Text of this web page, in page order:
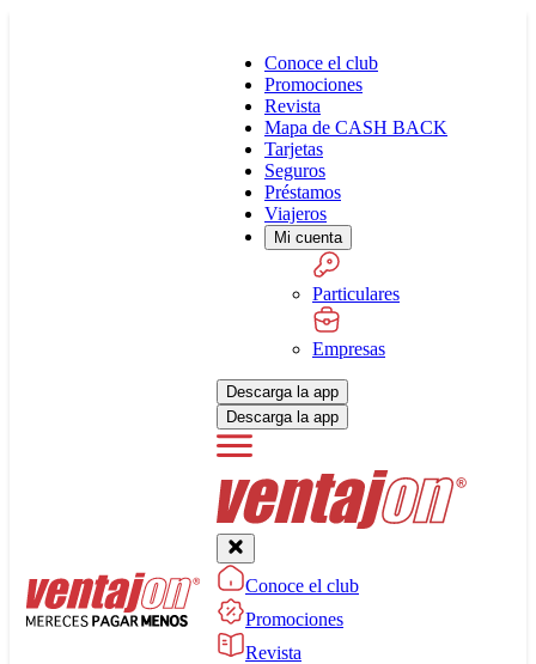
Conoce el club
Promociones
Revista
Mapa de CASH BACK
Tarjetas
Seguros
Préstamos
Viajeros
Mi cuenta
Particulares
Empresas
Descarga la app
Descarga la app
Conoce el club
Promociones
Revista